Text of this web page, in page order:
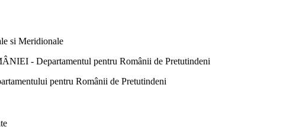
si Meridionale
- Departamentul pentru Românii de Pretutindeni
pentru Românii de Pretutindeni